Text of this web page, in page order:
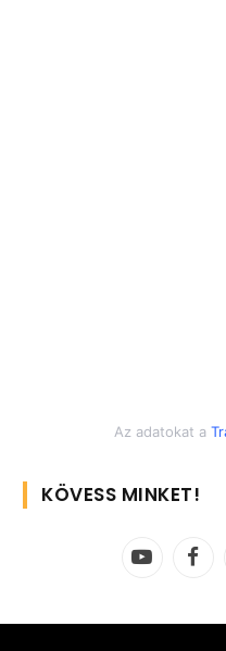
Az adatokat a
KÖVESS MINKET!
YouTube